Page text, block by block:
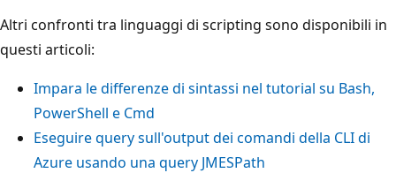
Altri confronti tra linguaggi di scripting sono disponibili in
questi articoli:
Impara le differenze di sintassi nel tutorial su Bash,
PowerShell e Cmd
Eseguire query sull'output dei comandi della CLI di
Azure usando una query JMESPath